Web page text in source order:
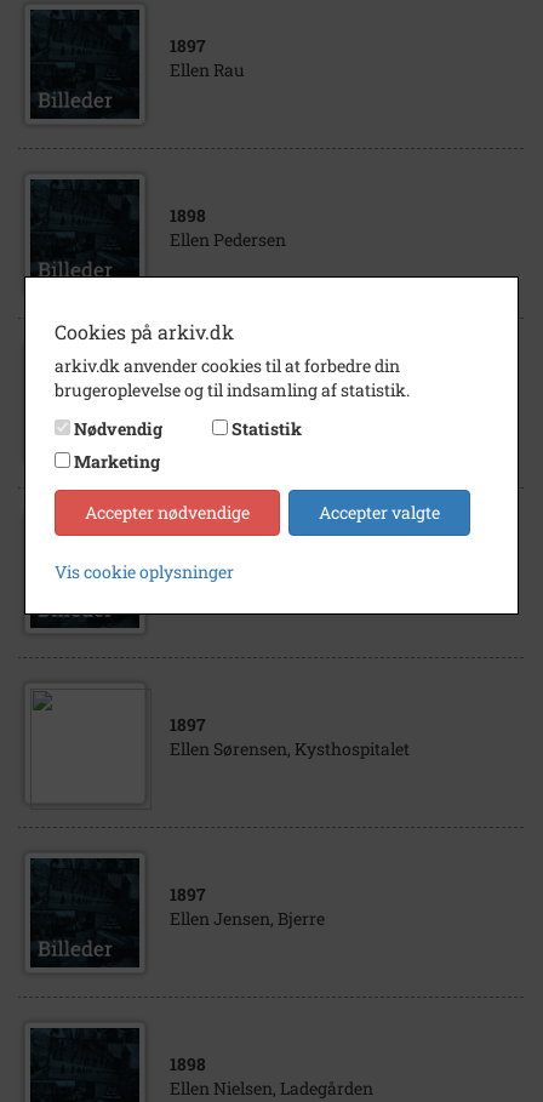
1897
Ellen Rau
1898
Ellen Pedersen
1900
Ellen Christiansen, Ubberup
1897
Ellen Sørensen, Kysthospitalet
1897
Ellen Jensen, Bjerre
1898
Ellen Nielsen, Ladegården
Cookies på arkiv.dk
arkiv.dk anvender cookies til at forbedre din
brugeroplevelse og til indsamling af statistik.
Nødvendig
Statistik
Marketing
Accepter nødvendige Accepter valgte
Vis cookie oplysninger